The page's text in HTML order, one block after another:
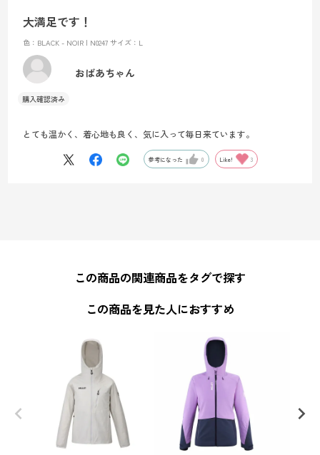
大満足です！
色：BLACK - NOIR | N0247 サイズ：L
おばあちゃん
とても温かく、着心地も良く、気に入って毎日来ています。
参考になった 0 Like! 3
この商品の関連商品をタグで探す
この商品を見た人におすすめ